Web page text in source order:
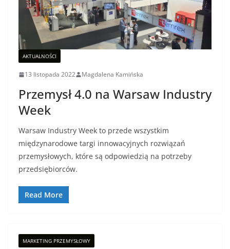
AKTUALNOŚCI
13 listopada 2022 Magdalena Kamińska
Przemysł 4.0 na Warsaw Industry
Week
Warsaw Industry Week to przede wszystkim
międzynarodowe targi innowacyjnych rozwiązań
przemysłowych, które są odpowiedzią na potrzeby
przedsiębiorców.
Read More
MARKETING PRZEMYSŁOWY